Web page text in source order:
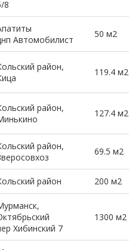
8
Автомобилист
50 м2
район,
119.4 м2
район,
127.4 м2
район,
69.5 м2
район 200 м2
Хибинский 7
1300 м2